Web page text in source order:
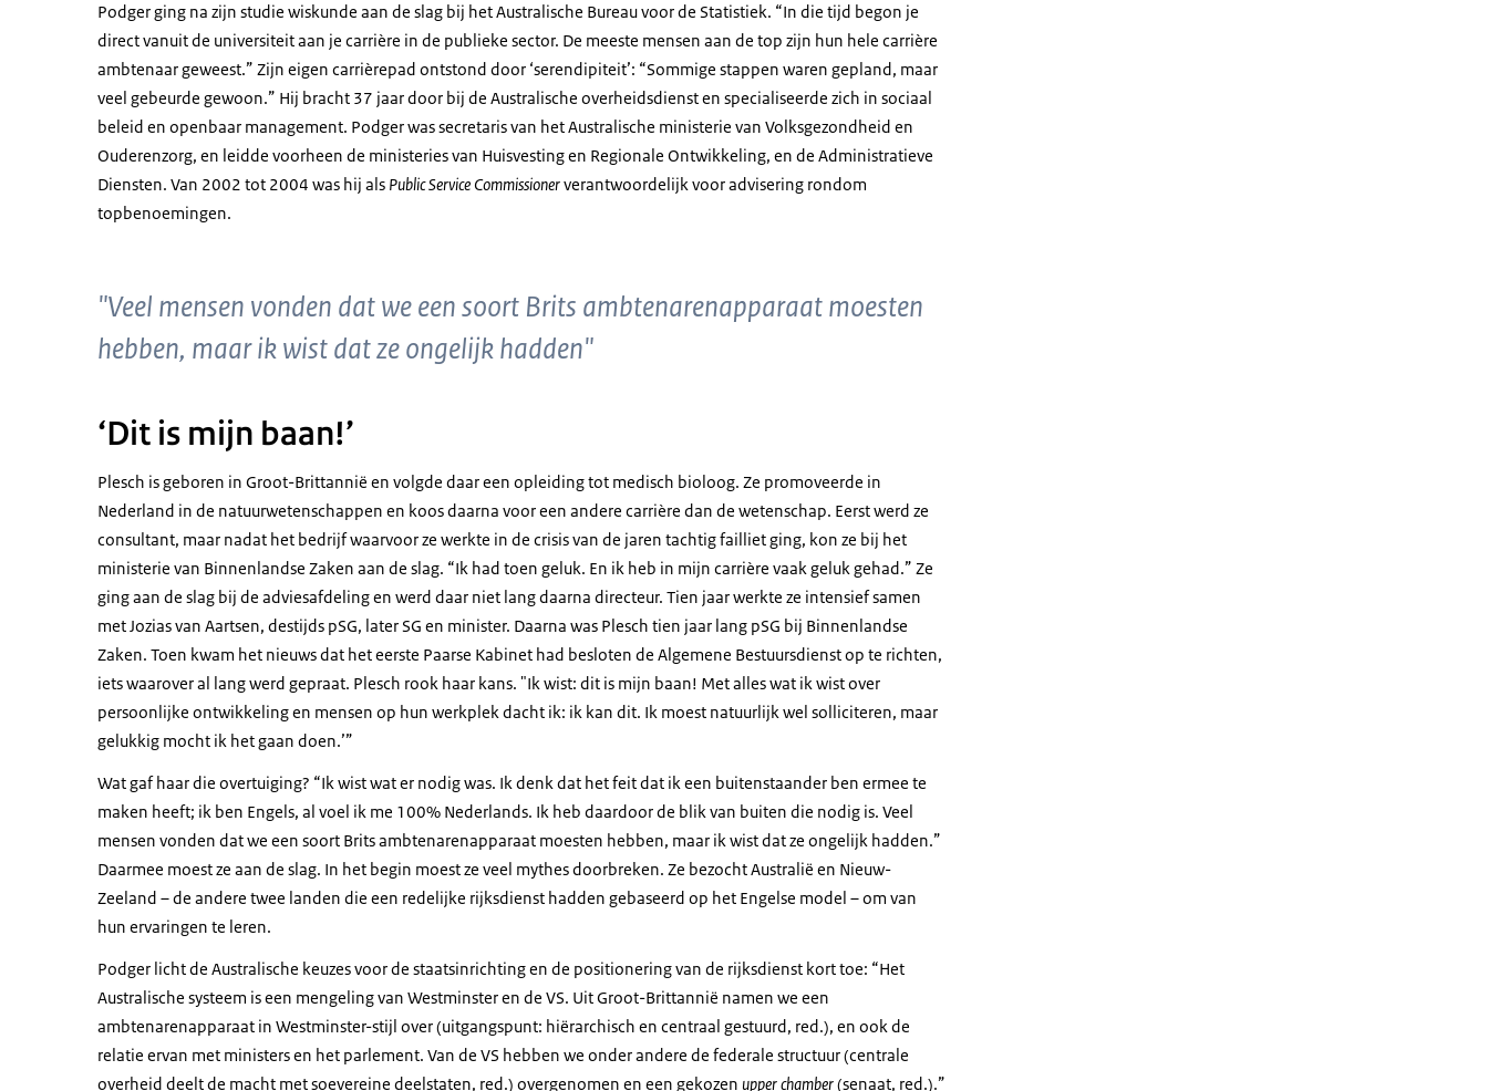
Podger ging na zijn studie wiskunde aan de slag bij het Australische Bureau voor de Statistiek. “In die tijd begon je
direct vanuit de universiteit aan je carrière in de publieke sector. De meeste mensen aan de top zijn hun hele carrière
ambtenaar geweest.” Zijn eigen carrièrepad ontstond door ‘serendipiteit’: “Sommige stappen waren gepland, maar
veel gebeurde gewoon.” Hij bracht 37 jaar door bij de Australische overheidsdienst en specialiseerde zich in sociaal
beleid en openbaar management. Podger was secretaris van het Australische ministerie van Volksgezondheid en
Ouderenzorg, en leidde voorheen de ministeries van Huisvesting en Regionale Ontwikkeling, en de Administratieve
Diensten. Van 2002 tot 2004 was hij als Public Service Commissionerverantwoordelijk voor advisering rondom
topbenoemingen.
"Veel mensen vonden dat we een soort Brits ambtenarenapparaat moesten
hebben, maar ik wist dat ze ongelijk hadden"
‘Dit is mijn baan!’
Plesch is geboren in Groot-Brittannië en volgde daar een opleiding tot medisch bioloog. Ze promoveerde in
Nederland in de natuurwetenschappen en koos daarna voor een andere carrière dan de wetenschap. Eerst werd ze
consultant, maar nadat het bedrijf waarvoor ze werkte in de crisis van de jaren tachtig failliet ging, kon ze bij het
ministerie van Binnenlandse Zaken aan de slag. “Ik had toen geluk. En ik heb in mijn carrière vaak geluk gehad.” Ze
ging aan de slag bij de adviesafdeling en werd daar niet lang daarna directeur. Tien jaar werkte ze intensief samen
met Jozias van Aartsen, destijds pSG, later SG en minister. Daarna was Plesch tien jaar lang pSG bij Binnenlandse
Zaken. Toen kwam het nieuws dat het eerste Paarse Kabinet had besloten de Algemene Bestuursdienst op te richten,
iets waarover al lang werd gepraat. Plesch rook haar kans. "Ik wist: dit is mijn baan! Met alles wat ik wist over
persoonlijke ontwikkeling en mensen op hun werkplek dacht ik: ik kan dit. Ik moest natuurlijk wel solliciteren, maar
gelukkig mocht ik het gaan doen.’”
Wat gaf haar die overtuiging? “Ik wist wat er nodig was. Ik denk dat het feit dat ik een buitenstaander ben ermee te
maken heeft; ik ben Engels, al voel ik me 100% Nederlands. Ik heb daardoor de blik van buiten die nodig is. Veel
mensen vonden dat we een soort Brits ambtenarenapparaat moesten hebben, maar ik wist dat ze ongelijk hadden.”
Daarmee moest ze aan de slag. In het begin moest ze veel mythes doorbreken. Ze bezocht Australië en Nieuw-
Zeeland – de andere twee landen die een redelijke rijksdienst hadden gebaseerd op het Engelse model – om van
hun ervaringen te leren.
Podger licht de Australische keuzes voor de staatsinrichting en de positionering van de rijksdienst kort toe: “Het
Australische systeem is een mengeling van Westminster en de VS. Uit Groot-Brittannië namen we een
ambtenarenapparaat in Westminster-stijl over (uitgangspunt: hiërarchisch en centraal gestuurd, red.), en ook de
relatie ervan met ministers en het parlement. Van de VS hebben we onder andere de federale structuur (centrale
overheid deelt de macht met soevereine deelstaten, red.) overgenomen en een gekozen upper chamber(senaat, red.).”